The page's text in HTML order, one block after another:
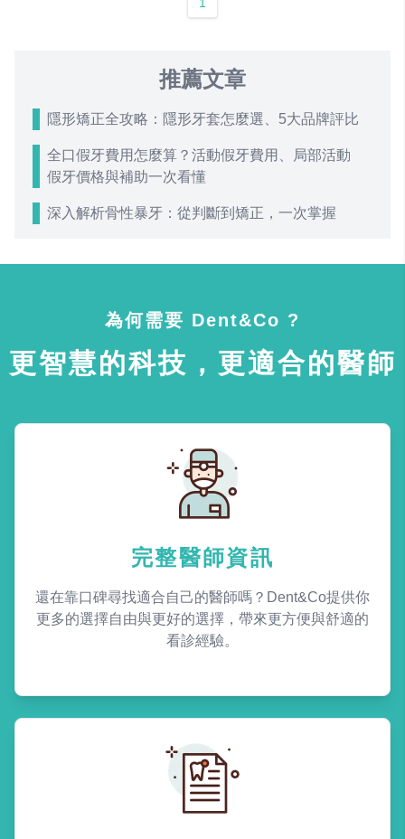
推薦文章
隱形矯正全攻略：隱形牙套怎麼選、5大品牌評比
全口假牙費用怎麼算？活動假牙費用、局部活動
假牙價格與補助一次看懂
深入解析骨性暴牙：從判斷到矯正，一次掌握
為何需要 Dent&Co ?
更智慧的科技，更適合的醫師
完整醫師資訊
還在靠口碑尋找適合自己的醫師嗎？Dent&Co提供你
更多的選擇自由與更好的選擇，帶來更方便與舒適的
看診經驗。